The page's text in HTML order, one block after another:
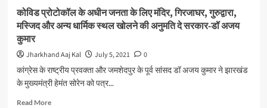
कोविड प्रोटोकॉल के अधीन जनता के लिए मंदिर, गिरजाघर, गुरुद्वारा,
मस्जिद और अन्य धार्मिक स्थल खोलने की अनुमति दे सरकार-डॉ अजय
कुमार
Jharkhand Aaj Kal July 5, 2021
0
कांग्रेस के राष्ट्रीय प्रवक्ता और जमशेदपुर के पूर्व सांसद डॉ अजय कुमार ने झारखंड
के मुख्यमंत्री हेमंत सोरेन को पत्र...
Read MoreRead